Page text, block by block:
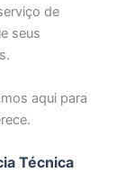
de
seus
aqui para
Técnica